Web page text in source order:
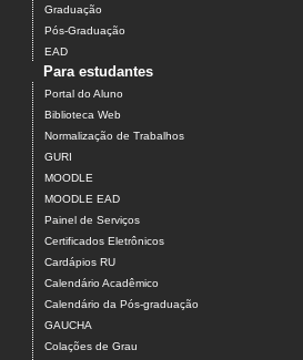
Graduação
Pós-Graduação
EAD
Para estudantes
Portal do Aluno
Biblioteca Web
Normalização de Trabalhos
GURI
MOODLE
MOODLE EAD
Painel de Serviços
Certificados Eletrônicos
Cardápios RU
Calendário Acadêmico
Calendário da Pós-graduação
GAUCHA
Colações de Grau